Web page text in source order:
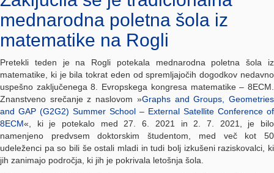
mednarodna poletna šola iz
matematike na Rogli
Pretekli teden je na Rogli potekala mednarodna poletna šola iz
matematike, ki je bila tokrat eden od spremljajočih dogodkov nedavno
uspešno zaključenega 8. Evropskega kongresa matematike – 8ECM.
Znanstveno srečanje z naslovom »Graphs and Groups, Geometries
and GAP (G2G2) Summer School – External Satellite Conference of
8ECM«, ki je potekalo med 27. 6. 2021 in 2. 7. 2021, je bilo
namenjeno predvsem doktorskim študentom, med več kot 50
udeleženci pa so bili še ostali mladi in tudi bolj izkušeni raziskovalci, ki
jih zanimajo področja, ki jih je pokrivala letošnja šola.